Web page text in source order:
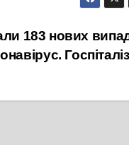
183 нових